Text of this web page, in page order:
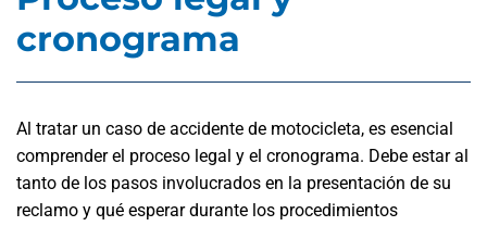
cronograma
Al tratar un caso de accidente de motocicleta, es esencial
comprender el proceso legal y el cronograma. Debe estar al
tanto de los pasos involucrados en la presentación de su
reclamo y qué esperar durante los procedimientos